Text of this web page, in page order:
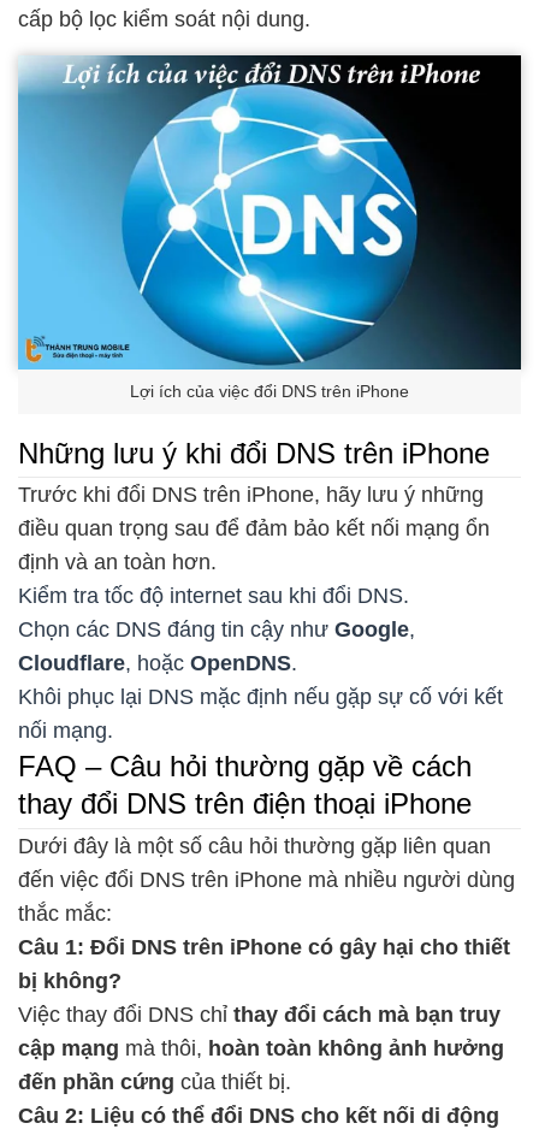
cấp bộ lọc kiểm soát nội dung.
Lợi ích của việc đổi DNS trên iPhone
Những lưu ý khi đổi DNS trên iPhone
Trước khi đổi DNS trên iPhone, hãy lưu ý những
điều quan trọng sau để đảm bảo kết nối mạng ổn
định và an toàn hơn.
Kiểm tra tốc độ internet sau khi đổi DNS.
Chọn các DNS đáng tin cậy như Google,
Cloudflare, hoặc OpenDNS.
Khôi phục lại DNS mặc định nếu gặp sự cố với kết
nối mạng.
FAQ – Câu hỏi thường gặp về cách
thay đổi DNS trên điện thoại iPhone
Dưới đây là một số câu hỏi thường gặp liên quan
đến việc đổi DNS trên iPhone mà nhiều người dùng
thắc mắc:
Câu 1: Đổi DNS trên iPhone có gây hại cho thiết
bị không?
Việc thay đổi DNS chỉ thay đổi cách mà bạn truy
cập mạng mà thôi, hoàn toàn không ảnh hưởng
đến phần cứng của thiết bị.
Câu 2: Liệu có thể đổi DNS cho kết nối di động